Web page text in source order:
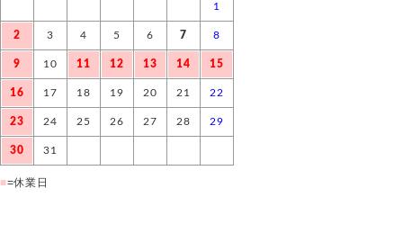
1
2 3 4 5 6 7 8
9 10 11 12 13 14 15
16 17 18 19 20 21 22
23 24 25 26 27 28 29
30 31
■=休業日